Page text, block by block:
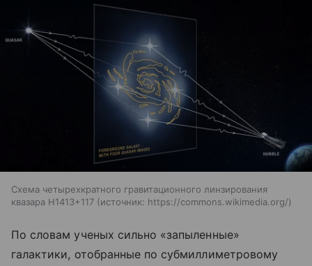
Схема четырехкратного гравитационного линзирования
квазара H1413+117
источник: https://commons.wikimedia.org/
По словам ученых сильно «запыленные»
галактики, отобранные по субмиллиметровому